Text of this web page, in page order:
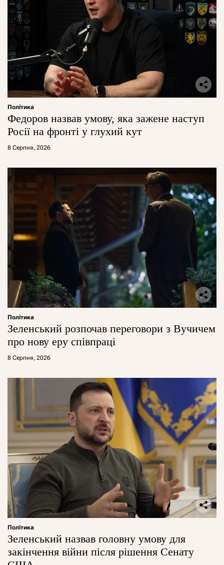
Політика
Федоров назвав умову, яка зажене наступ
Росії на фронті у глухий кут
8 Серпня, 2026
Політика
Зеленський розпочав переговори з Вучичем
про нову еру співпраці
8 Серпня, 2026
Політика
Зеленський назвав головну умову для
закінчення війни після рішення Сенату